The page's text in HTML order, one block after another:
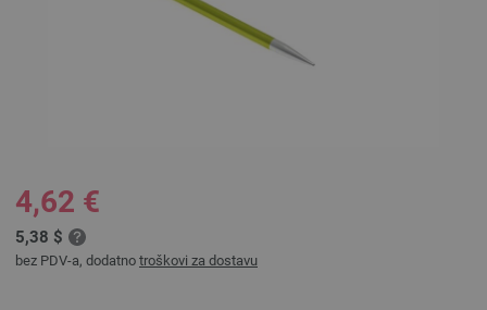
4,62 €
5,38 $
bez PDV-a, dodatno troškovi za dostavu